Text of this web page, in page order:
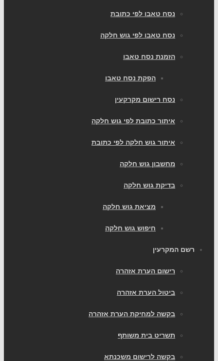
נסח טאבו לפי כתובת
נסח טאבו לפי גוש חלקה
הזמנת נסח טאבו
הפקת נסח טאבו
נסח רישום מקרקעין
איתור כתובת לפי גוש חלקה
איתור גוש חלקה לפי כתובת
מחשבון גוש חלקה
בדיקת גוש חלקה
מציאת גוש חלקה
חיפוש גוש חלקה
רשם המקרעין
רישום הערת אזהרה
ביטול הערת אזהרה
בקשה למחיקת הערת אזהרה
תשריט בית משותף
בקשה לרישום משכנתא